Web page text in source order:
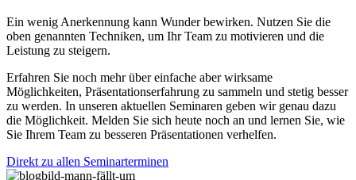
Ein wenig Anerkennung kann Wunder bewirken. Nutzen Sie die
oben genannten Techniken, um Ihr Team zu motivieren und die
Leistung zu steigern.
Erfahren Sie noch mehr über einfache aber wirksame
Möglichkeiten, Präsentationserfahrung zu sammeln und stetig besser
zu werden. In unseren aktuellen Seminaren geben wir genau dazu
die Möglichkeit. Melden Sie sich heute noch an und lernen Sie, wie
Sie Ihrem Team zu besseren Präsentationen verhelfen.
Direkt zu allen Seminarterminen